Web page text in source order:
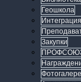
Геошкола
Закупки